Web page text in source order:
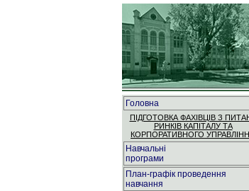
Головна
ПІДГОТОВКА ФАХІВЦІВ З
РИНКІВ КАПІТАЛУ ТА
КОРПОРАТИВНОГО
Навчальні
програми
План-графік проведення
навчання